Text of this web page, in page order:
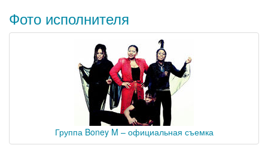
Фото исполнителя
Группа Boney M – официальная съемка